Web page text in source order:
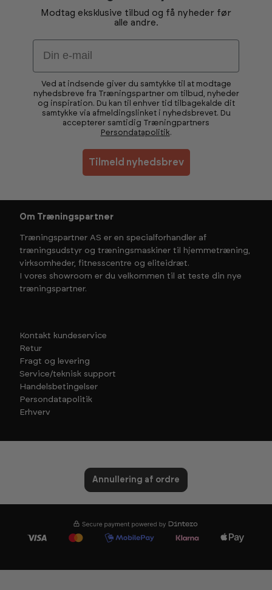
Modtag eksklusive tilbud og få nyheder før
alle andre.
Email
Ved at indsende giver du samtykke til at modtage
nyhedsbreve fra Træningspartner om tilbud, nyheder
og inspiration. Du kan til enhver tid tilbagekalde dit
samtykke via afmeldingslinket i nyhedsbrevet. Du
accepterer samtidig Træningpartners
Persondatapolitik.
Tilmeld nyhedsbrev
Om Træningspartner
Træningspartner AS er en specialforhandler af
træningsudstyr og træningsmaskiner til hjemmetræning,
virksomheder, fitnesscentre og eliteidræt.
I vores showroom er du velkommen til at teste din nye
træningspartner.
Kontakt kundeservice
Retur
Fragt og levering
Service/teknisk support
Handelsbetingelser
Persondatapolitik
Erhverv
Annullering af ordre